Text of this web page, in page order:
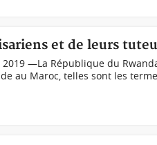
et de leurs
—La République du
au Maroc, telles sont les